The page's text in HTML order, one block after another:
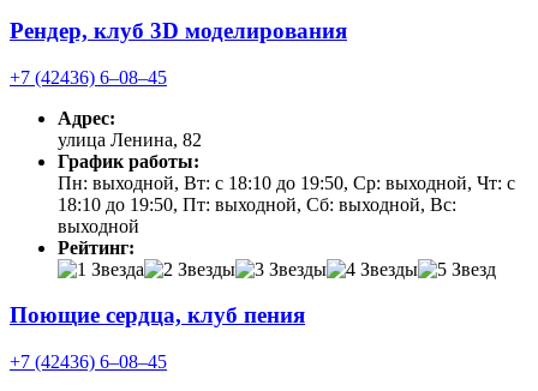
Рендер, клуб 3D моделирования
+7 (42436) 6‒08‒45
Адрес:
улица Ленина, 82
График работы:
Пн: выходной, Вт: с 18:10 до 19:50, Ср: выходной, Чт: с
18:10 до 19:50, Пт: выходной, Сб: выходной, Вс:
выходной
Рейтинг:
Поющие сердца, клуб пения
+7 (42436) 6‒08‒45